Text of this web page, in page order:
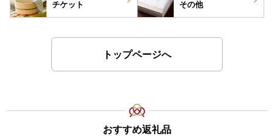
チケット
その他
トップページへ
おすすめ返礼品